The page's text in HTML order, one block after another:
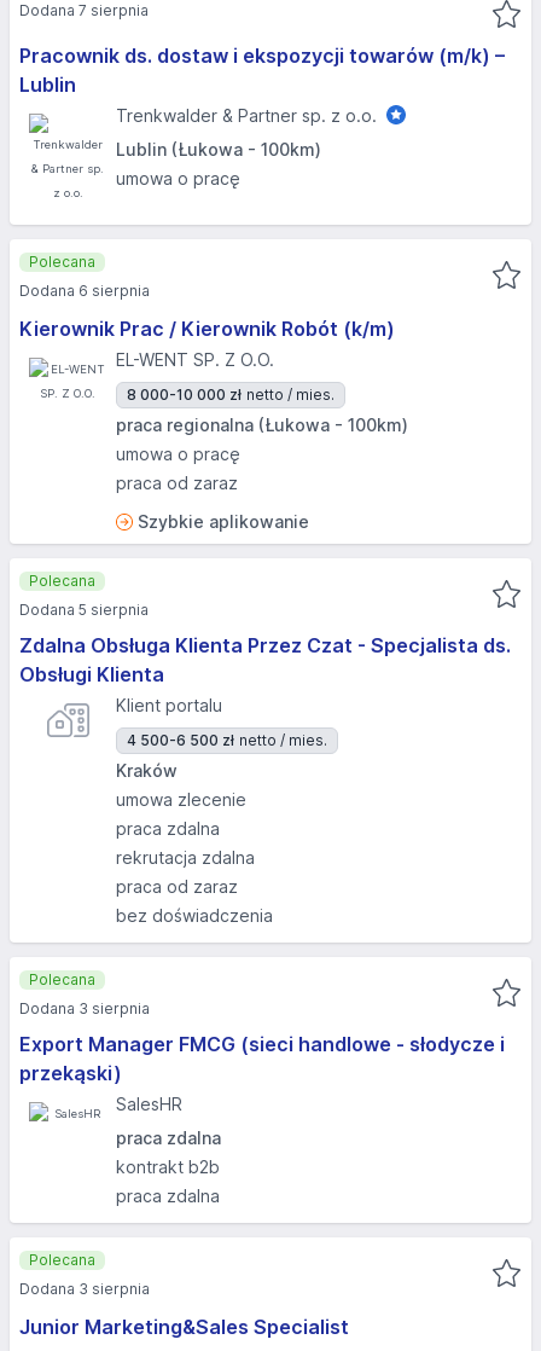
Pracownik ds. dostaw i ekspozycji towarów (m/k) –
Lublin
Trenkwalder & Partner sp. z o.o.
Lublin (Łukowa - 100km)
umowa o pracę
Dodana 7 sierpnia
Kierownik Prac / Kierownik Robót (k/m)
EL-WENT SP. Z O.O.
8 000-10 000 zł netto / mies.
praca regionalna (Łukowa - 100km)
umowa o pracę
praca od zaraz
Szybkie aplikowanie
Polecana
Dodana 6 sierpnia
Zdalna Obsługa Klienta Przez Czat - Specjalista ds.
Obsługi Klienta
Klient portalu
4 500-6 500 zł netto / mies.
Kraków
umowa zlecenie
praca zdalna
rekrutacja zdalna
praca od zaraz
bez doświadczenia
Polecana
Dodana 5 sierpnia
Export Manager FMCG (sieci handlowe - słodycze i
przekąski)
SalesHR
praca zdalna
kontrakt b2b
praca zdalna
Polecana
Dodana 3 sierpnia
Junior Marketing&Sales Specialist
Polecana
Dodana 3 sierpnia